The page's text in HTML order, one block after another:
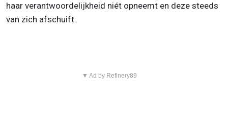
haar verantwoordelijkheid niét opneemt en deze steeds
van zich afschuift.
▼ Ad by Refinery89